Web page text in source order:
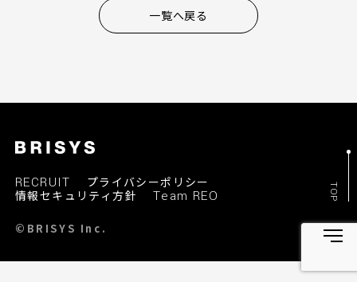
一覧へ戻る
RECRUIT
プライバシーポリシー
情報セキュリティ方針
Team REO
©BRISYS Inc.
TOP